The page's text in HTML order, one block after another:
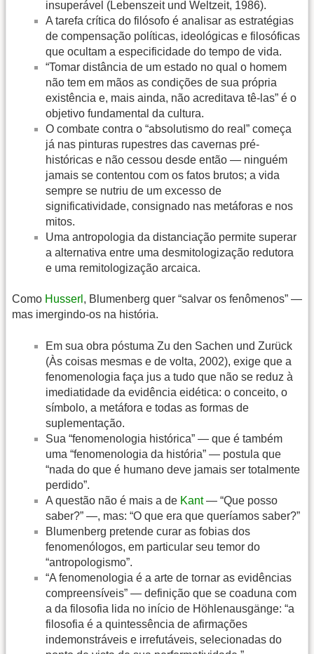
insuperável (Lebenszeit und Weltzeit, 1986).
A tarefa crítica do filósofo é analisar as estratégias
de compensação políticas, ideológicas e filosóficas
que ocultam a especificidade do tempo de vida.
“Tomar distância de um estado no qual o homem
não tem em mãos as condições de sua própria
existência e, mais ainda, não acreditava tê-las” é o
objetivo fundamental da cultura.
O combate contra o “absolutismo do real” começa
já nas pinturas rupestres das cavernas pré-
históricas e não cessou desde então — ninguém
jamais se contentou com os fatos brutos; a vida
sempre se nutriu de um excesso de
significatividade, consignado nas metáforas e nos
mitos.
Uma antropologia da distanciação permite superar
a alternativa entre uma desmitologização redutora
e uma remitologização arcaica.
Como Husserl , Blumenberg quer “salvar os fenômenos” —
mas imergindo-os na história.
Em sua obra póstuma Zu den Sachen und Zurück
(Às coisas mesmas e de volta, 2002), exige que a
fenomenologia faça jus a tudo que não se reduz à
imediatidade da evidência eidética: o conceito, o
símbolo, a metáfora e todas as formas de
suplementação.
Sua “fenomenologia histórica” — que é também
uma “fenomenologia da história” — postula que
“nada do que é humano deve jamais ser totalmente
perdido”.
A questão não é mais a de Kant— “Que posso
saber?” —, mas: “O que era que queríamos saber?”
Blumenberg pretende curar as fobias dos
fenomenólogos, em particular seu temor do
“antropologismo”.
“A fenomenologia é a arte de tornar as evidências
compreensíveis” — definição que se coaduna com
a da filosofia lida no início de Höhlenausgänge: “a
filosofia é a quintessência de afirmações
indemonstráveis e irrefutáveis, selecionadas do